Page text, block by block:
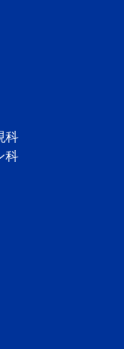
科
科